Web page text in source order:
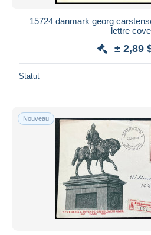
15724 danmark georg
lettre
± 2,89
Statut
Nouveau